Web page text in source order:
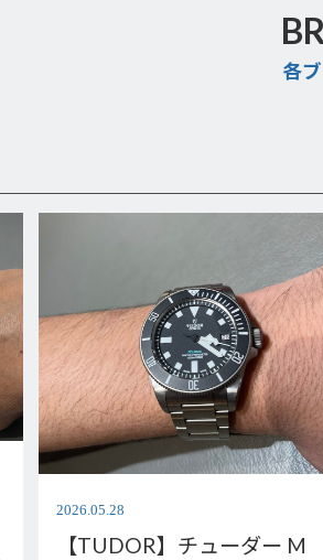
各
2026.05.28
【TUDOR】チューダー M